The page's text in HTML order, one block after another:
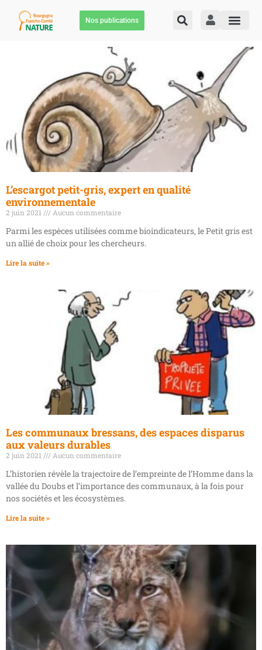
Nos publications
L’escargot petit-gris, expert en qualité
environnementale
2 juin 2021 Aucun commentaire
Parmi les espèces utilisées comme bioindicateurs, le Petit gris est
un allié de choix pour les chercheurs.
Lire la suite »
Les communaux bressans, des espaces disparus
aux valeurs durables
2 juin 2021 Aucun commentaire
L’historien révèle la trajectoire de l’empreinte de l’Homme dans la
vallée du Doubs et l’importance des communaux, à la fois pour
nos sociétés et les écosystèmes.
Lire la suite »